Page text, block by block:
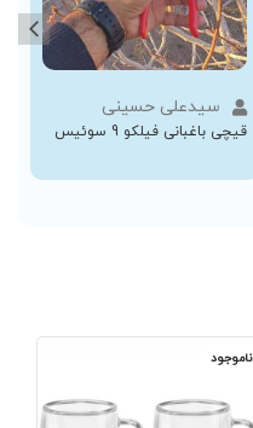
سیدعلی حسینی
قیچی باغبانی فیلکو 9 سوئیس
ناموجود